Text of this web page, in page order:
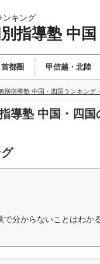
ンキング
指導塾 中国
首都圏 甲信越・北陸
別指導塾 中国・四国ランキング
導塾 中国・四
分からないことはわか